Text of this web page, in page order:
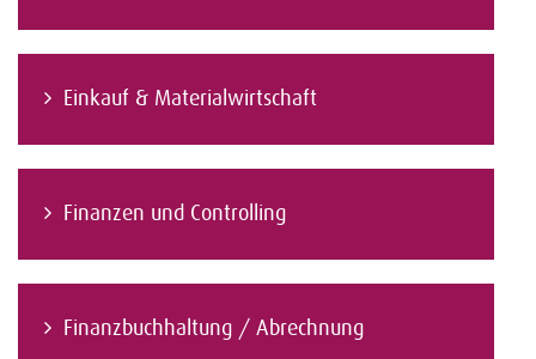
Einkauf & Materialwirtschaft
Finanzen und Controlling
Finanzbuchhaltung / Abrechnung